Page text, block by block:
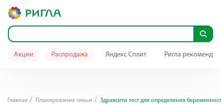
Акции Распродажа Яндекс Сплит Ригла
Главная Планирование семьи Здравсити тест для определения